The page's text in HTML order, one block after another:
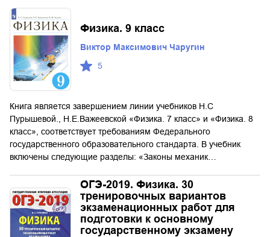
Физика. 9 класс
Виктор Максимович Чаругин
5
Книга является завершением линии учебников Н.С
Пурышевой., Н.Е.Важеевской «Физика. 7 класс» и «Физика. 8
класс», соответствует требованиям Федерального
государственного образовательного стандарта. В учебник
включены следующие разделы: «Законы механик…
ОГЭ-2019. Физика. 30
тренировочных вариантов
экзаменационных работ для
подготовки к основному
государственному экзамену